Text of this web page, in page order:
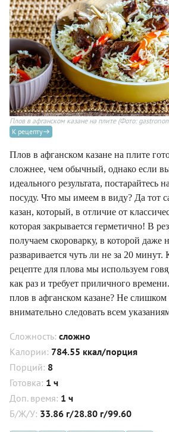
Плов в афганском казане на плите(Фото:
К рецепту
Плов в афганском казане на плите
сложнее, чем обычный, однако если
идеального результата, постарайтесь
посуду. Что мы имеем в виду? Да тот
казан, который, в отличие от
которая закрывается герметично! В
получаем скороварку, в которой даже
разваривается чуть ли не за 20
рецепте для плова мы используем
как раз и требует приличного
плов в афганском казане? Не
внимательно следовать всем
Сложность: сложно
Калории: 784.55 ккал/порция
Порций: 8
Готовка: 1 ч
Доп. время: 1 ч
Б/Ж/У: 33.86 г/28.80 г/99.60